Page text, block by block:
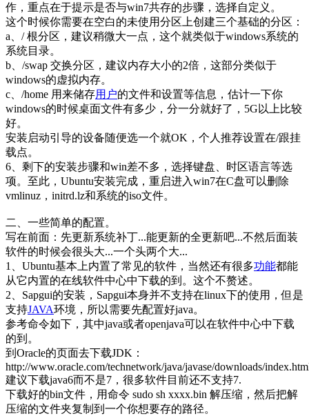
作，重点在于提示是否与win7共存的步骤，选择自定义。
这个时候你需要在空白的未使用分区上创建三个基础的分区：
a、/ 根分区，建议稍微大一点，这个就类似于windows系统的
系统目录。
b、/swap 交换分区，建议内存大小的2倍，这部分类似于
windows的虚拟内存。
c、/home 用来储存用户的文件和设置等信息，估计一下你
windows的时候桌面文件有多少，分一分就好了，5G以上比较
好。
安装启动引导的设备随便选一个就OK，个人推荐设置在/跟挂
载点。
6、剩下的安装步骤和win差不多，选择键盘、时区语言等选
项。至此，Ubuntu安装完成，重启进入win7在C盘可以删除
vmlinuz，initrd.lz和系统的iso文件。
二、一些简单的配置。
写在前面：先更新系统补丁...能更新的全更新吧...不然后面装
软件的时候会很头大...一个头两个大...
1、Ubuntu基本上内置了常见的软件，当然还有很多功能都能
从它内置的在线软件中心中下载的到。这个不赘述。
2、Sapgui的安装，Sapgui本身并不支持在linux下的使用，但是
支持JAVA环境，所以需要先配置好java。
参考命令如下，其中java或者openjava可以在软件中心中下载
的到。
到Oracle的页面去下载JDK：
http://www.oracle.com/technetwork/java/javase/downloads/
建议下载java6而不是7，很多软件目前还不支持7.
下载好的bin文件，用命令 sudo sh xxxx.bin 解压缩，然后把解
压缩的文件夹复制到一个你想要存的路径。